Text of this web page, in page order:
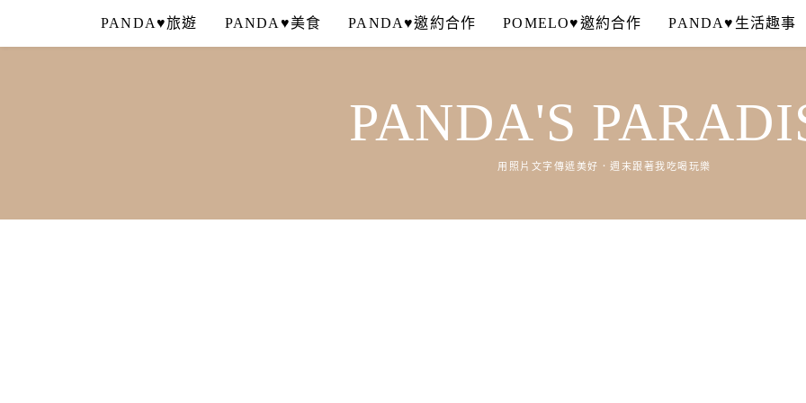
content
PANDA♥旅遊 PANDA♥美食 PANDA♥邀約合作 POMELO♥邀約合作 PANDA♥生活趣事
PANDA'S
用照片文字傳遞美好．週末跟著我吃喝玩樂